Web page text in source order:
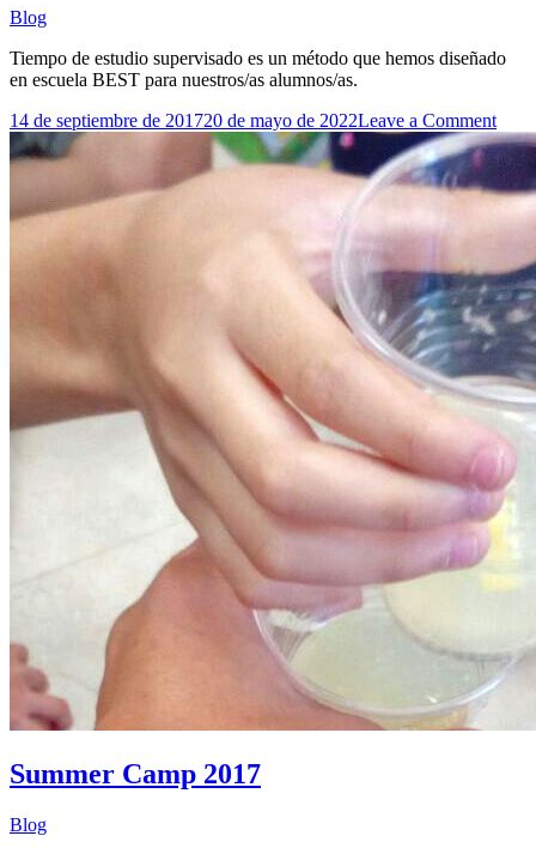
Blog
Tiempo de estudio supervisado es un método que hemos diseñado
en escuela BEST para nuestros/as alumnos/as.
14 de septiembre de 201720 de mayo de 2022Leave a Commenton
de
Summer Camp 2017
Blog